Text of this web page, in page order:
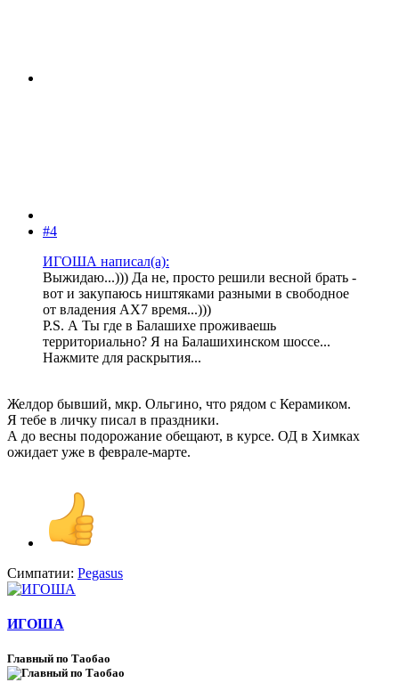
#4
ИГОША написал(а):
Выжидаю...))) Да не, просто решили весной брать -
вот и закупаюсь ништяками разными в свободное
от владения АХ7 время...)))
P.S. А Ты где в Балашихе проживаешь
территориально? Я на Балашихинском шоссе...
Нажмите для раскрытия...
Желдор бывший, мкр. Ольгино, что рядом с Керамиком.
Я тебе в личку писал в праздники.
А до весны подорожание обещают, в курсе. ОД в Химках
ожидает уже в феврале-марте.
Симпатии: Pegasus
ИГОША
Главный по Таобао